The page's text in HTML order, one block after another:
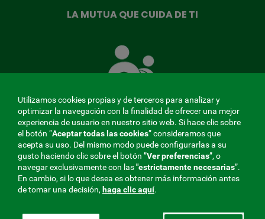
LA MUTUA QUE CUIDA DE TI
Mutua
que
ti
MENÚ
REDES
SOCIALES
Aviso legal|Privacidad
Utilizamos cookies propias y de terceros para analizar y
optimizar la navegación con la finalidad de ofrecer una mejor
experiencia de usuario en nuestro sitio web. Si hace clic sobre
el botón “Aceptar todas las cookies” consideramos que
acepta su uso. Del mismo modo puede configurarlas a su
gusto haciendo clic sobre el botón ”Ver preferencias”, o
navegar exclusivamente con las"estrictamentenecesarias”.
En cambio, si lo que desea es obtener más información antes
de tomar una decisión, haga clic aquí.